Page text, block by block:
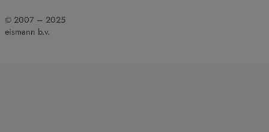
© 2007 – 2025
eismann b.v.